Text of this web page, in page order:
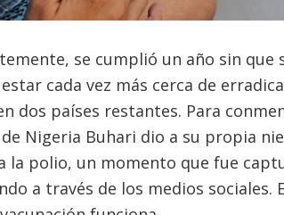
se cumplió un año sin que
cada vez más cerca de
dos países restantes. Para
Nigeria Buhari dio a su propia
la polio, un momento que fue
a través de los medios sociales.